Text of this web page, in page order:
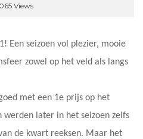
Views
Een seizoen vol plezier, mooie
zowel op het veld als langs
met een 1e prijs op het
werden later in het seizoen zelfs
de kwart reeksen. Maar het